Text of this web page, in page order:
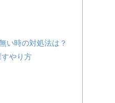
い時の対処法は？
やり方